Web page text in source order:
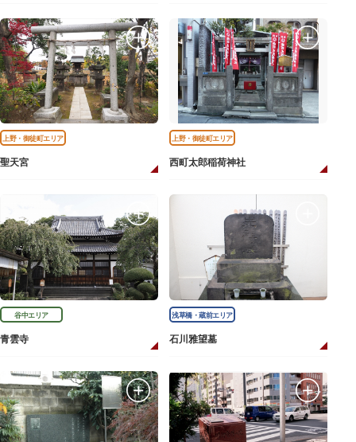
上野・御徒町エリア
聖天宮
上野・御徒町エリア
西町太郎稲荷神社
谷中エリア
青雲寺
浅草橋・蔵前エリア
石川雅望墓